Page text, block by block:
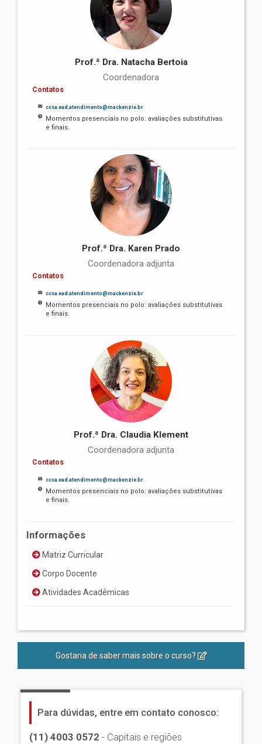
Prof.ª Dra. Natacha Bertoia
Coordenadora
Contatos
ccsa.ead.atendimento@mackenzie.br
Momentos presenciais no polo: avaliações substitutivas
e finais.
Prof.ª Dra. Karen Prado
Coordenadora adjunta
Contatos
ccsa.ead.atendimento@mackenzie.br
Momentos presenciais no polo: avaliações substitutivas
e finais.
Prof.ª Dra. Claudia Klement
Coordenadora adjunta
Contatos
ccsa.ead.atendimento@mackenzie.br
Momentos presenciais no polo: avaliações substitutivas
e finais.
Informações
Matriz Curricular
Corpo Docente
Atividades Acadêmicas
Gostaria de saber mais sobre o curso?
Para dúvidas, entre em contato conosco:
(11) 4003 0572 - Capitais e regiões